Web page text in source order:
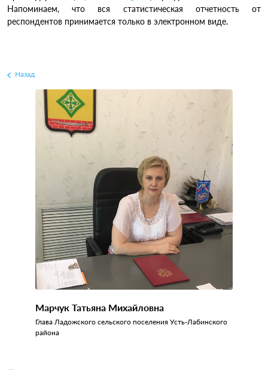
Напоминаем, что вся статистическая отчетность от
респондентов принимается только в электронном виде.
Назад
Марчук Татьяна Михайловна
Глава Ладожского сельского поселения Усть-Лабинского
района